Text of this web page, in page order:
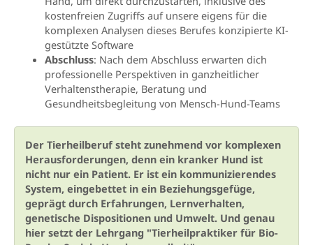
kostenfreien Zugriffs auf unsere eigens für die
komplexen Analysen dieses Berufes konzipierte KI-
gestützte Software
Abschluss: Nach dem Abschluss erwarten dich
professionelle Perspektiven in ganzheitlicher
Verhaltenstherapie, Beratung und
Gesundheitsbegleitung von Mensch-Hund-Teams
Der Tierheilberuf steht zunehmend vor komplexen
Herausforderungen, denn ein kranker Hund ist
nicht nur ein Patient. Er ist ein kommunizierendes
System, eingebettet in ein Beziehungsgefüge,
geprägt durch Erfahrungen, Lernverhalten,
genetische Dispositionen und Umwelt. Und genau
hier setzt der Lehrgang "Tierheilpraktiker für Bio-